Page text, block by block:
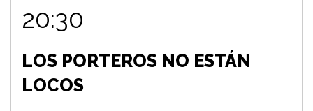
20:30
LOS PORTEROS NO ESTÁN
LOCOS